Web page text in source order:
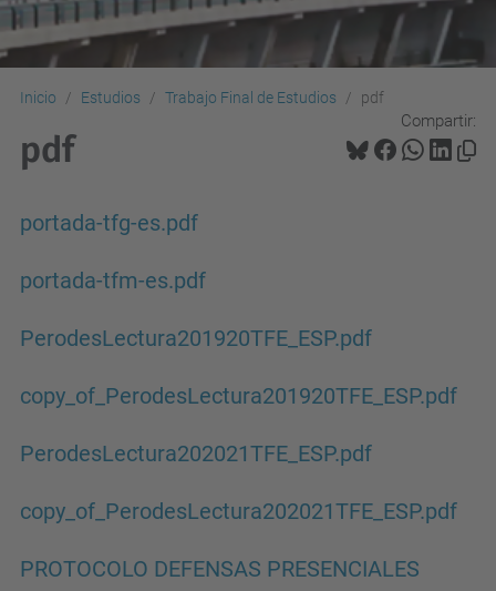
Inicio Estudios Trabajo Final de Estudios pdf
Compartir:
pdf
portada-tfg-es.pdf
portada-tfm-es.pdf
PerodesLectura201920TFE_ESP.pdf
copy_of_PerodesLectura201920TFE_ESP.pdf
PerodesLectura202021TFE_ESP.pdf
copy_of_PerodesLectura202021TFE_ESP.pdf
PROTOCOLO DEFENSAS PRESENCIALES